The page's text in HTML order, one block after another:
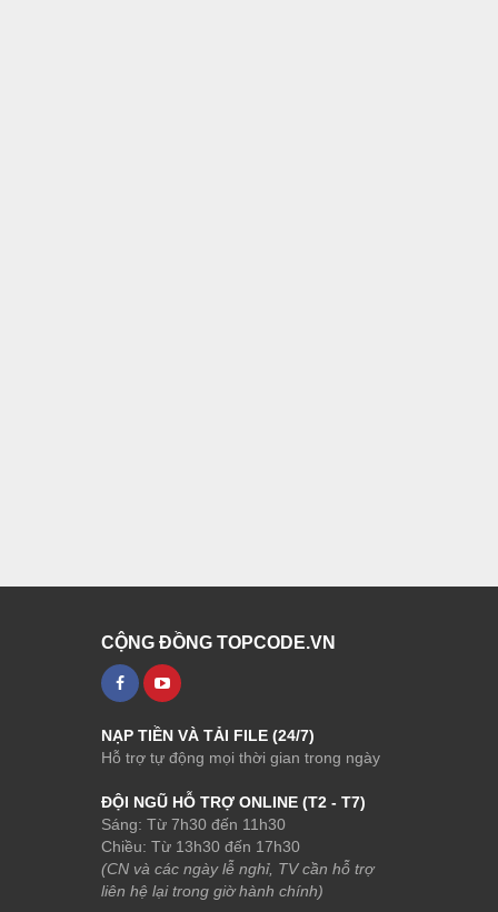
CỘNG ĐỒNG TOPCODE.VN
NẠP TIỀN VÀ TẢI FILE (24/7)
Hỗ trợ tự động mọi thời gian trong ngày
ĐỘI NGŨ HỖ TRỢ ONLINE (T2 - T7)
Sáng: Từ 7h30 đến 11h30
Chiều: Từ 13h30 đến 17h30
(CN và các ngày lễ nghỉ, TV cần hỗ trợ
liên hệ lại trong giờ hành chính)